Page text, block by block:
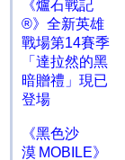
《爐石戰記
®》全新英雄
戰場第14賽季
「達拉然的黑
暗贈禮」現已
登場
《黑色沙
漠 MOBILE》